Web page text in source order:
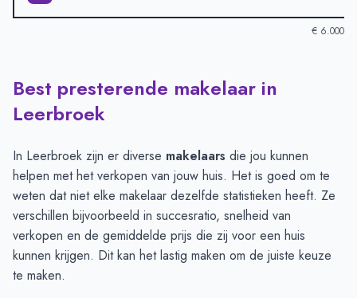
€ 6.000
Verkoopprijzen in andere plaatsen per m2-Afgelopen 3
Plaats
Leerbroek
Hei- en Boeicop
€ 5.188
Meerkerk
€ 5.086
Nieuwland
€ 4.994
Leerdam
€ 4.829
Ameide
€ 4.766
Schoonrewoerd
€ 4.630
Best presterende makelaar in
Leerbroek
In Leerbroek zijn er diverse makelaars die jou kunnen
helpen met het verkopen van jouw huis. Het is goed om te
weten dat niet elke makelaar dezelfde statistieken heeft. Ze
verschillen bijvoorbeeld in succesratio, snelheid van
verkopen en de gemiddelde prijs die zij voor een huis
kunnen krijgen. Dit kan het lastig maken om de juiste keuze
te maken.